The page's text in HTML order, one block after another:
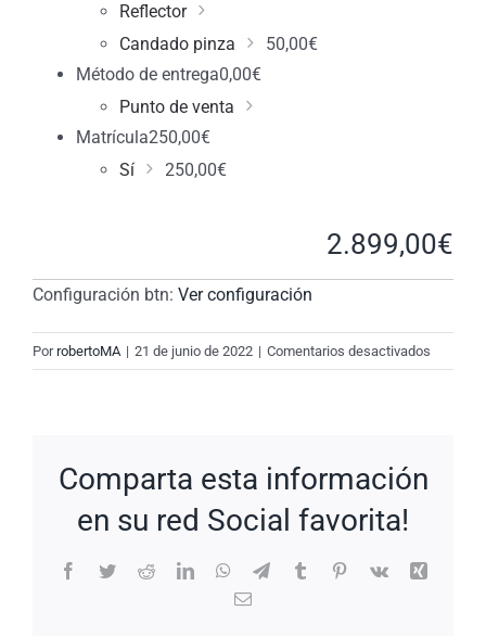
Reflector
Candado pinza
50,00€
Método de entrega0,00€
Punto de venta
Matrícula250,00€
Sí
250,00€
2.899,00€
Configuración btn: Ver configuración
PorrobertoMA | 21 de junio de 2022 | Comentarios desactivados
New
Comparta esta información
en su red Social favorita!
Facebook
TwitterRedditLinkedInWhatsApp
TelegramTumblrPinterest
Vk
Xing
Correo